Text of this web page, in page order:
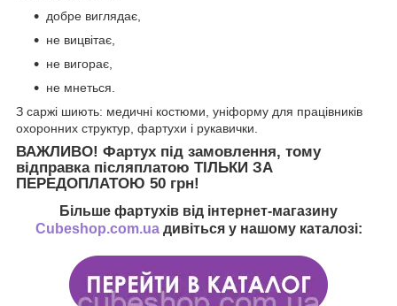
добре виглядає,
не вицвітає,
не вигорає,
не мнеться.
З саржі шиють: медичні костюми, уніформу для працівників
охоронних структур, фартухи і рукавички.
ВАЖЛИВО! Фартух під замовлення, тому
відправка післяплатою ТІЛЬКИ ЗА
ПЕРЕДОПЛАТОЮ 50 грн!
Більше фартухів від інтернет-магазину
Cubeshop.com.uaдивіться у нашому каталозі: